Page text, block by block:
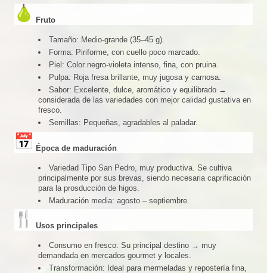
Fruto
Tamaño: Medio-grande (35–45 g).
Forma: Piriforme, con cuello poco marcado.
Piel: Color negro-violeta intenso, fina, con pruina.
Pulpa: Roja fresa brillante, muy jugosa y carnosa.
Sabor: Excelente, dulce, aromático y equilibrado →
considerada de las variedades con mejor calidad gustativa en
fresco.
Semillas: Pequeñas, agradables al paladar.
Época de maduración
Variedad Tipo San Pedro, muy productiva. Se cultiva
principalmente por sus brevas, siendo necesaria caprificación
para la prosducción de higos.
Maduración media: agosto – septiembre.
Usos principales
Consumo en fresco: Su principal destino → muy
demandada en mercados gourmet y locales.
Transformación: Ideal para mermeladas y repostería fina,